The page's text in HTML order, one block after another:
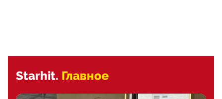
Starhit. Главное